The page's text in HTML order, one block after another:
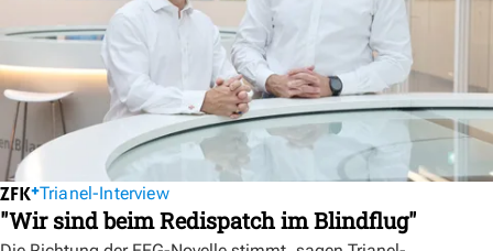
Trianel-Interview
"Wir sind beim Redispatch im Blindflug"